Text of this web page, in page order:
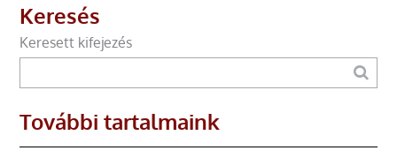
Keresés
Keresett kifejezés
További tartalmaink